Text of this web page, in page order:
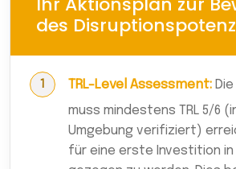
des
TRL-Level Assessment:
muss mindestens TRL 5/6
Umgebung verifiziert)
für eine erste Investition